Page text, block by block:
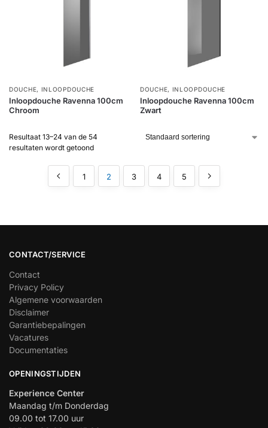
DOUCHE, INLOOPDOUCHE
Inloopdouche Ravenna 100cm
Chroom
DOUCHE, INLOOPDOUCHE
Inloopdouche Ravenna 100cm
Zwart
Resultaat 13–24 van de 54
resultaten wordt getoond
1 2 3 4 5
CONTACT/SERVICE
Contact
Privacy Policy
Algemene voorwaarden
Disclaimer
Garantiebepalingen
Vacatures
Documentaties
OPENINGSTIJDEN
Experience Center
Maandag t/m Donderdag
09.00 tot 17.00 uur